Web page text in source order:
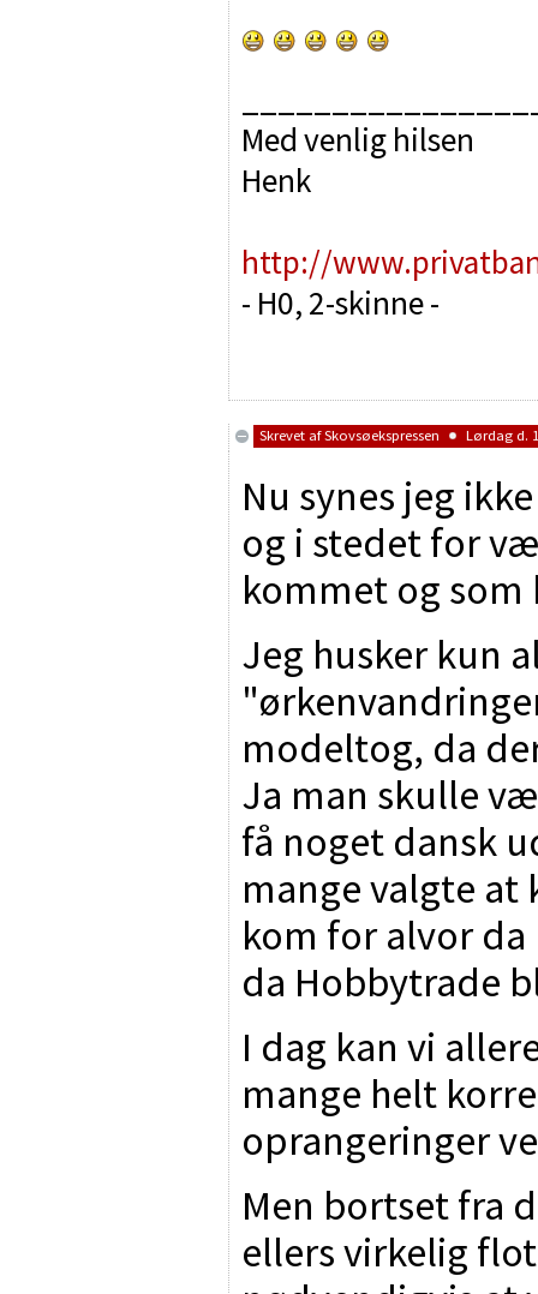
Med venlig hilsen
Henk
http://
- H0, 2-skinne -
Skrevet afSkovsøekspressen Lørdag d.
Nu synes jeg
og i stedet for
kommet og
Jeg husker kun
modeltog, da
Ja man skulle
få noget dansk
mange valgte at
kom for alvor da
da Hobbytrade
I dag kan vi
mange helt
oprangeringer
Men bortset fra
ellers virkelig